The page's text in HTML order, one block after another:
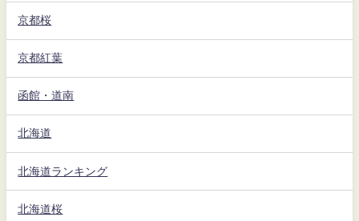
京都桜
京都紅葉
函館・道南
北海道
北海道ランキング
北海道桜